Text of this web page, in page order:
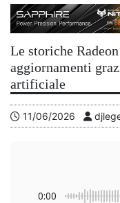
Le storiche
aggiornamenti
artificiale
11/06/2026
0:00